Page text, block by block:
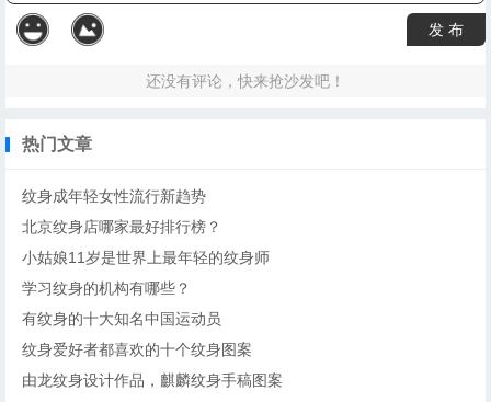
发 布
还没有评论，快来抢沙发吧！
热门文章
纹身成年轻女性流行新趋势
北京纹身店哪家最好排行榜？
小姑娘11岁是世界上最年轻的纹身师
学习纹身的机构有哪些？
有纹身的十大知名中国运动员
纹身爱好者都喜欢的十个纹身图案
由龙纹身设计作品，麒麟纹身手稿图案